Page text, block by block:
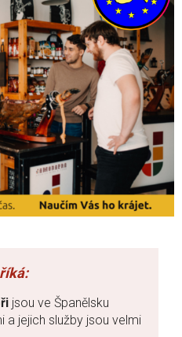
jsou ve Španělsku
a jejich služby jsou velmi